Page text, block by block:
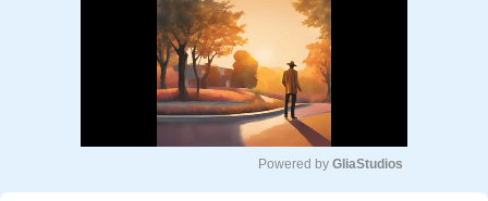
Powered by GliaStudios